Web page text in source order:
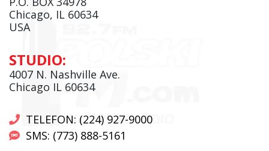
Chicago, IL 60634
USA
STUDIO:
4007 N. Nashville Ave.
Chicago IL 60634
TELEFON: (224) 927-9000
SMS: (773) 888-5161